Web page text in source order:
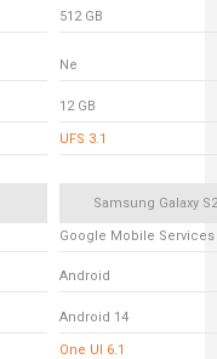
512 GB
Ne
12 GB
UFS 3.1
Samsung Galaxy
Google Mobile Services
Android
Android 14
One UI 6.1